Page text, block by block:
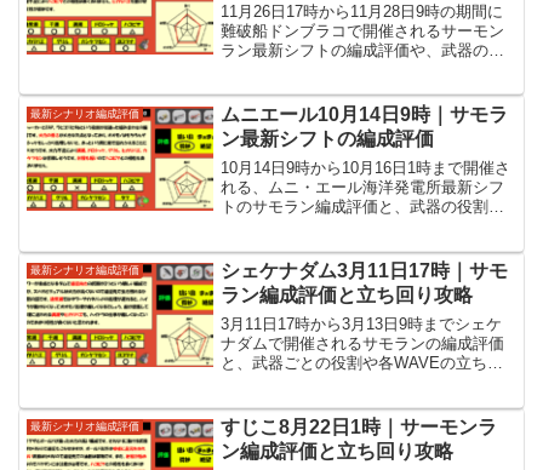
11月26日17時から11月28日9時の期間に
難破船ドンブラコで開催されるサーモン
ラン最新シフトの編成評価や、武器の役
最新シナリオ編成評価
ムニエール10月14日9時｜サモラ
ン最新シフトの編成評価
10月14日9時から10月16日1時まで開催さ
れる、ムニ・エール海洋発電所最新シフ
トのサモラン編成評価と、武器の役割や
最新シナリオ編成評価
シェケナダム3月11日17時｜サモ
ラン編成評価と立ち回り攻略
3月11日17時から3月13日9時までシェケ
ナダムで開催されるサモランの編成評価
と、武器ごとの役割や各WAVEの立ち回
最新シナリオ編成評価
すじこ8月22日1時｜サーモンラ
ン編成評価と立ち回り攻略